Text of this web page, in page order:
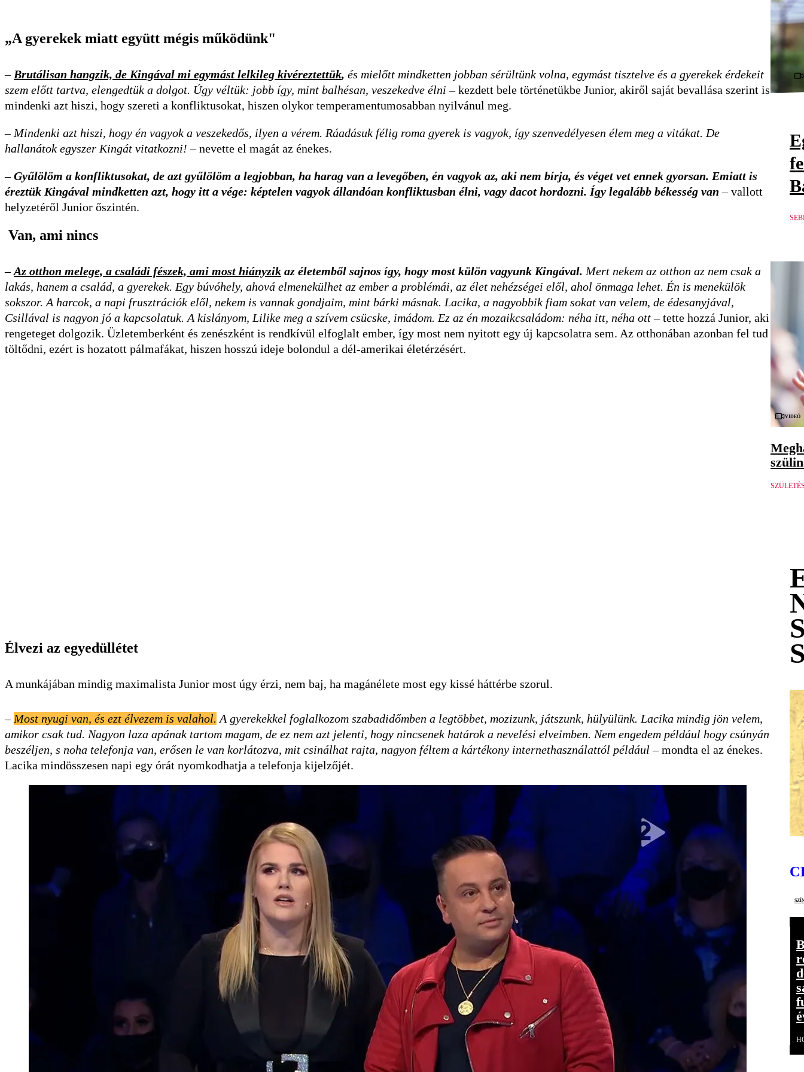
„A gyerekek miatt együtt mégis működünk"
– Brutálisan hangzik, de Kingával mi egymást lelkileg kivéreztettük, és mielőtt mindketten jobban sérültünk volna, egymást tisztelve és a gyerekek érdekeit
szem előtt tartva, elengedtük a dolgot. Úgy véltük: jobb így, mint balhésan, veszekedve élni – kezdett bele történetükbe Junior, akiről saját bevallása szerint is
mindenki azt hiszi, hogy szereti a konfliktusokat, hiszen olykor temperamentumosabban nyilvánul meg.
– Mindenki azt hiszi, hogy én vagyok a veszekedős, ilyen a vérem. Ráadásuk félig roma gyerek is vagyok, így szenvedélyesen élem meg a vitákat. De
hallanátok egyszer Kingát vitatkozni! – nevette el magát az énekes.
–Gyűlölöm a konfliktusokat, de azt gyűlölöm a legjobban, ha harag van a levegőben, én vagyok az, aki nem bírja, és véget vet ennek gyorsan. Emiatt is
éreztük Kingával mindketten azt, hogy itt a vége: képtelen vagyok állandóan konfliktusban élni, vagy dacot hordozni. Így legalább békesség van – vallott
helyzetéről Junior őszintén.
Van, ami nincs
–Az otthon melege, a családi fészek, ami most hiányzik az életemből sajnos így, hogy most külön vagyunk Kingával. Mert nekem az otthon az nem csak a
lakás, hanem a család, a gyerekek. Egy búvóhely, ahová elmenekülhet az ember a problémái, az élet nehézségei elől, ahol önmaga lehet. Én is menekülök
sokszor. A harcok, a napi frusztrációk elől, nekem is vannak gondjaim, mint bárki másnak. Lacika, a nagyobbik fiam sokat van velem, de édesanyjával,
Csillával is nagyon jó a kapcsolatuk. A kislányom, Lilike meg a szívem csücske, imádom. Ez az én mozaikcsaládom: néha itt, néha ott– tette hozzá Junior, aki
rengeteget dolgozik. Üzletemberként és zenészként is rendkívül elfoglalt ember, így most nem nyitott egy új kapcsolatra sem. Az otthonában azonban fel tud
töltődni, ezért is hozatott pálmafákat, hiszen hosszú ideje bolondul a dél-amerikai életérzésért.
Élvezi az egyedüllétet
A munkájában mindig maximalista Junior most úgy érzi, nem baj, ha magánélete most egy kissé háttérbe szorul.
– Most nyugi van, és ezt élvezem is valahol. A gyerekekkel foglalkozom szabadidőmben a legtöbbet, mozizunk, játszunk, hülyülünk. Lacika mindig jön velem,
amikor csak tud. Nagyon laza apának tartom magam, de ez nem azt jelenti, hogy nincsenek határok a nevelési elveimben. Nem engedem például hogy csúnyán
beszéljen, s noha telefonja van, erősen le van korlátozva, mit csinálhat rajta, nagyon féltem a kártékony internethasználattól például – mondta el az énekes.
Lacika mindösszesen napi egy órát nyomkodhatja a telefonja kijelzőjét.
Videó